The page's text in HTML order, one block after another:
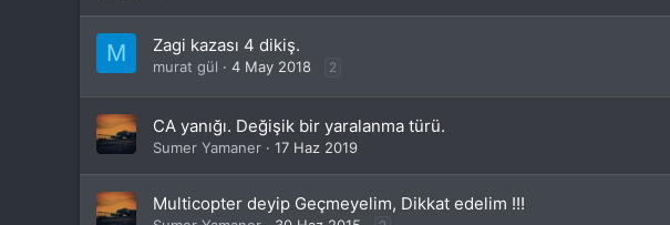
M Zagi kazası 4 dikiş.
murat gül 4 May 2018 2
CA yanığı. Değişik bir yaralanma türü.
Sumer Yamaner 17 Haz 2019
Multicopter deyip Geçmeyelim, Dikkat edelim !!!